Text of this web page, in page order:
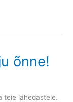
õnne!
teie lähedastele.